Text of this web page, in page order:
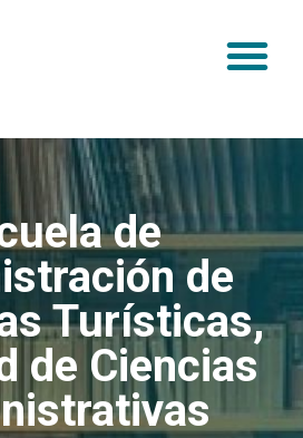
de
de
Turísticas,
de Ciencias